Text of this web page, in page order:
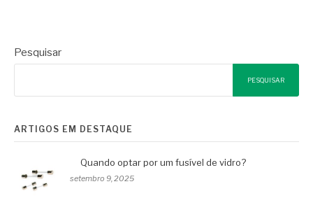
Pesquisar
PESQUISAR
ARTIGOS EM DESTAQUE
Quando optar por um fusível de vidro?
setembro 9, 2025